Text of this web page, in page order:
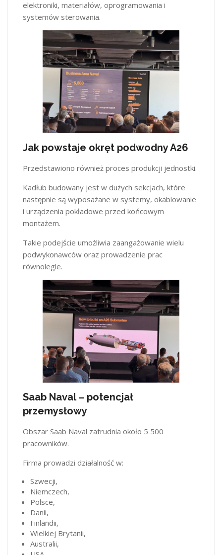
elektroniki, materiałów, oprogramowania i
systemów sterowania.
Jak powstaje okręt podwodny A26
Przedstawiono również proces produkcji jednostki.
Kadłub budowany jest w dużych sekcjach, które
następnie są wyposażane w systemy, okablowanie
i urządzenia pokładowe przed końcowym
montażem.
Takie podejście umożliwia zaangażowanie wielu
podwykonawców oraz prowadzenie prac
równolegle.
Saab Naval – potencjał
przemysłowy
Obszar Saab Naval zatrudnia około 5 500
pracowników.
Firma prowadzi działalność w:
Szwecji,
Niemczech,
Polsce,
Danii,
Finlandii,
Wielkiej Brytanii,
Australii,